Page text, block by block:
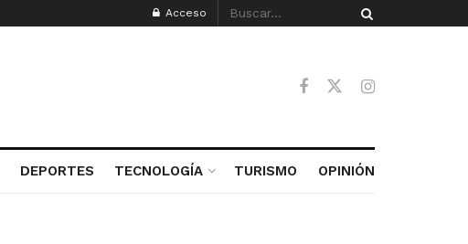
Acceso
DEPORTES TECNOLOGÍA TURISMO OPINIÓN